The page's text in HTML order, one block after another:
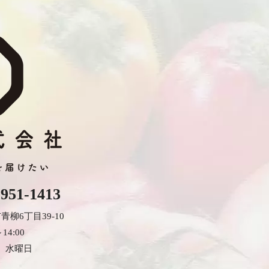
1413
柳6丁目39-10
14:00
水曜日